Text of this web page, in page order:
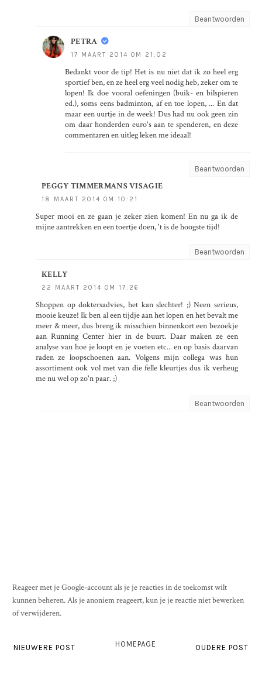
Beantwoorden
PETRA
17 MAART 2014 OM 21:02
Bedankt voor de tip! Het is nu niet dat ik zo heel erg
sportief ben, en ze heel erg veel nodig heb, zeker om te
lopen! Ik doe vooral oefeningen (buik- en bilspieren
ed.), soms eens badminton, af en toe lopen, ... En dat
maar een uurtje in de week! Dus had nu ook geen zin
om daar honderden euro's aan te spenderen, en deze
commentaren en uitleg leken me ideaal!
Beantwoorden
PEGGY TIMMERMANS VISAGIE
18 MAART 2014 OM 10:21
Super mooi en ze gaan je zeker zien komen! En nu ga ik de
mijne aantrekken en een toertje doen, 't is de hoogste tijd!
Beantwoorden
KELLY
22 MAART 2014 OM 17:26
Shoppen op doktersadvies, het kan slechter! ;) Neen serieus,
mooie keuze! Ik ben al een tijdje aan het lopen en het bevalt me
meer & meer, dus breng ik misschien binnenkort een bezoekje
aan Running Center hier in de buurt. Daar maken ze een
analyse van hoe je loopt en je voeten etc... en op basis daarvan
raden ze loopschoenen aan. Volgens mijn collega was hun
assortiment ook vol met van die felle kleurtjes dus ik verheug
me nu wel op zo'n paar. ;)
Beantwoorden
Reageer met je Google-account als je je reacties in de toekomst wilt
kunnen beheren. Als je anoniem reageert, kun je je reactie niet bewerken
of verwijderen.
NIEUWERE POST OUDERE POST
HOMEPAGE